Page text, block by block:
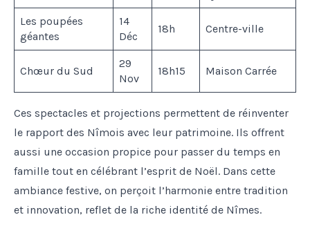
Les poupées
géantes
14
Déc
18h Centre-ville
Chœur du Sud
29
Nov
18h15 Maison Carrée
Ces spectacles et projections permettent de réinventer
le rapport des Nîmois avec leur patrimoine. Ils offrent
aussi une occasion propice pour passer du temps en
famille tout en célébrant l’esprit de Noël. Dans cette
ambiance festive, on perçoit l’harmonie entre tradition
et innovation, reflet de la riche identité de Nîmes.